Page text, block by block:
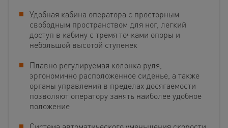
Удобная кабина оператора с просторным
свободным пространством для ног, легкий
доступ в кабину с тремя точками опоры и
небольшой высотой ступенек
Плавно регулируемая колонка руля,
эргономично расположенное сиденье, а также
органы управления в пределах досягаемости
позволяют оператору занять наиболее удобное
положение